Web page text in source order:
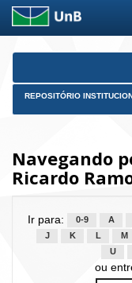
Skip
REPOSITÓRIO
Navegando
Ricardo
Ir para: 0-9 A
J
K L M
U
ou